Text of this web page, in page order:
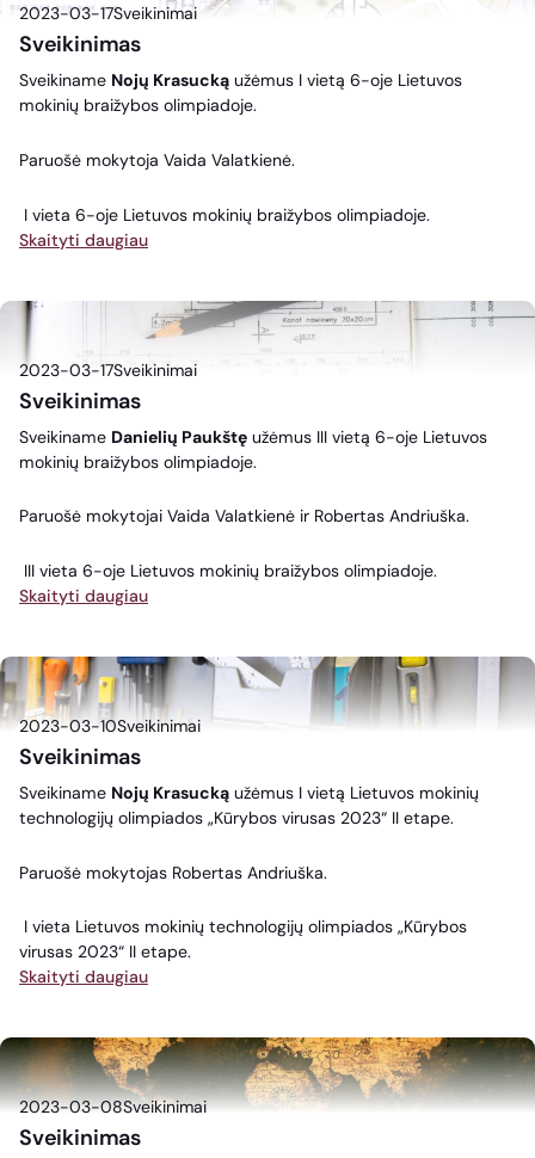
2023-03-17Sveikinimai
Sveikinimas
Sveikiname Nojų Krasucką užėmus I vietą 6-oje Lietuvos
mokinių braižybos olimpiadoje.
Paruošė mokytoja Vaida Valatkienė.
I vieta 6-oje Lietuvos mokinių braižybos olimpiadoje.
Skaityti daugiau
2023-03-17Sveikinimai
Sveikinimas
Sveikiname Danielių Paukštę užėmus III vietą 6-oje Lietuvos
mokinių braižybos olimpiadoje.
Paruošė mokytojai Vaida Valatkienė ir Robertas Andriuška.
III vieta 6-oje Lietuvos mokinių braižybos olimpiadoje.
Skaityti daugiau
2023-03-10Sveikinimai
Sveikinimas
Sveikiname Nojų Krasucką užėmus I vietą Lietuvos mokinių
technologijų olimpiados „Kūrybos virusas 2023“ II etape.
Paruošė mokytojas Robertas Andriuška.
I vieta Lietuvos mokinių technologijų olimpiados „Kūrybos
virusas 2023“ II etape.
Skaityti daugiau
2023-03-08Sveikinimai
Sveikinimas